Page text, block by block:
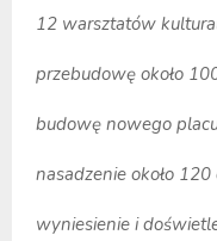
12 warsztatów
przebudowę około
budowę nowego
nasadzenie około
wyniesienie i